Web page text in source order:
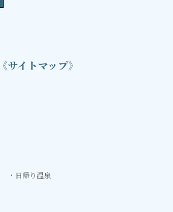
《サイトマップ》
日帰り温泉